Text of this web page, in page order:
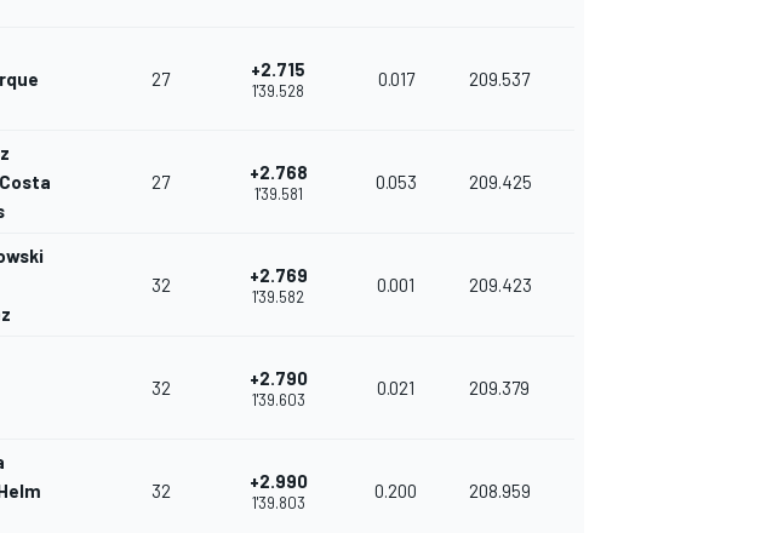
27 +2.715
1'39.528
0.017 209.537
27 +2.768
1'39.581
0.053 209.425
32 +2.769
1'39.582
0.001 209.423
32 +2.790
1'39.603
0.021 209.379
32 +2.990
1'39.803
0.200 208.959